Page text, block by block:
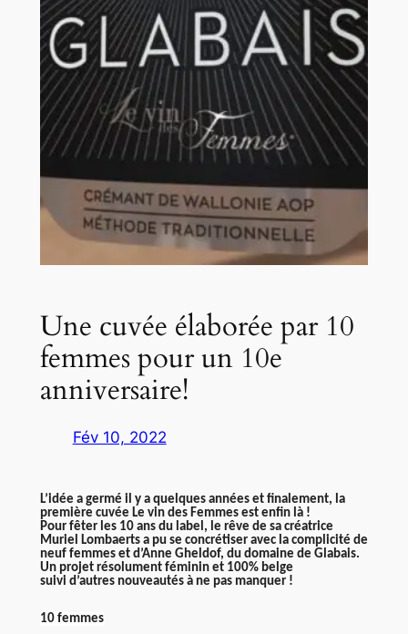
Une cuvée élaborée par 10
femmes pour un 10e
anniversaire!
Fév 10, 2022
L’idée a germé il y a quelques années et finalement, la
première cuvée Le vin des Femmes est enfin là !
Pour fêter les 10 ans du label, le rêve de sa créatrice
Muriel Lombaerts a pu se concrétiser avec la complicité de
neuf femmes et d’Anne Gheldof, du domaine de Glabais.
Un projet résolument féminin et 100% belge
suivi d’autres nouveautés à ne pas manquer !
10 femmes